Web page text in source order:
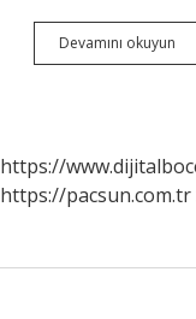
Devamını okuyun
https://
https://pacsun.com.tr